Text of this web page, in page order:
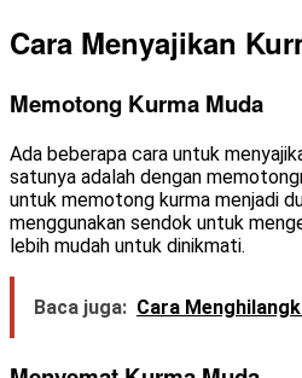
Cara Menyajikan
Memotong Kurma Muda
Ada beberapa cara untuk
satunya adalah dengan
untuk memotong kurma menjadi
menggunakan sendok untuk
lebih mudah untuk dinikmati.
Baca juga: Cara